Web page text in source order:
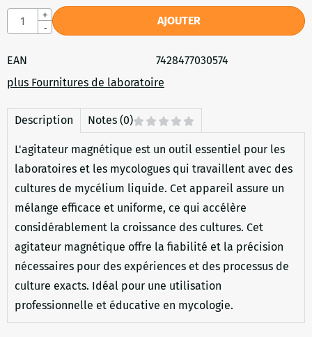
Quantité
+
-
AJOUTER
EAN
7428477030574
plus Fournitures de laboratoire
Description Notes (0)
L'agitateur magnétique est un outil essentiel pour les
laboratoires et les mycologues qui travaillent avec des
cultures de mycélium liquide. Cet appareil assure un
mélange efficace et uniforme, ce qui accélère
considérablement la croissance des cultures. Cet
agitateur magnétique offre la fiabilité et la précision
nécessaires pour des expériences et des processus de
culture exacts. Idéal pour une utilisation
professionnelle et éducative en mycologie.